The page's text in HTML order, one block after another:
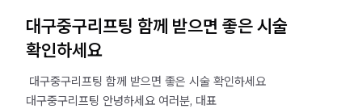
대구중구리프팅 함께 받으면 좋은 시술
확인하세요
​ 대구중구리프팅 함께 받으면 좋은 시술 확인하세요
대구중구리프팅 안녕하세요 여러분, 대표